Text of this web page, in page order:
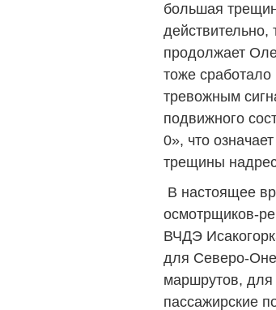
большая
действительно,
продолжает
тоже сработало
тревожным
подвижного
0», что
трещины
В настоящее
осмотрщиков-
ВЧДЭ
для Северо-
маршрутов, для
пассажирские